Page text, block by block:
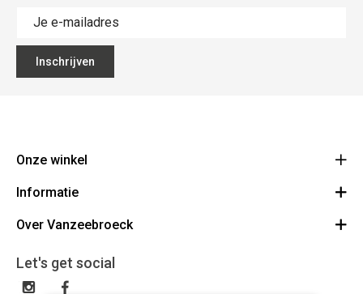
Inschrijven
Onze winkel
Vanzeebroeck Motors
1600 Sint-Pieters-Leeuw
023316022
BE0425198510
Informatie
Bestelling annuleren
Algemene voorwaarden
Over Vanzeebroeck
Cadeaubon
Verzenden & Retourneren
Let's get social